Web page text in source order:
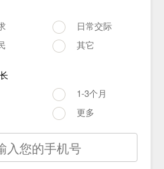
日常交际
其它
1-3个月
更多